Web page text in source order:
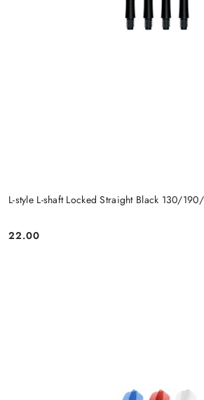
L-style L-shaft Locked Straight Black 130/
Cena:
22.00